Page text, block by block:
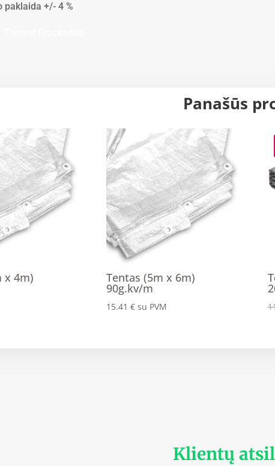
paklaida +/- 4 %
Panašūs
x 4m) Tentas (5m x 6m)
90g.kv/m
15.41€ su PVM
Klientų